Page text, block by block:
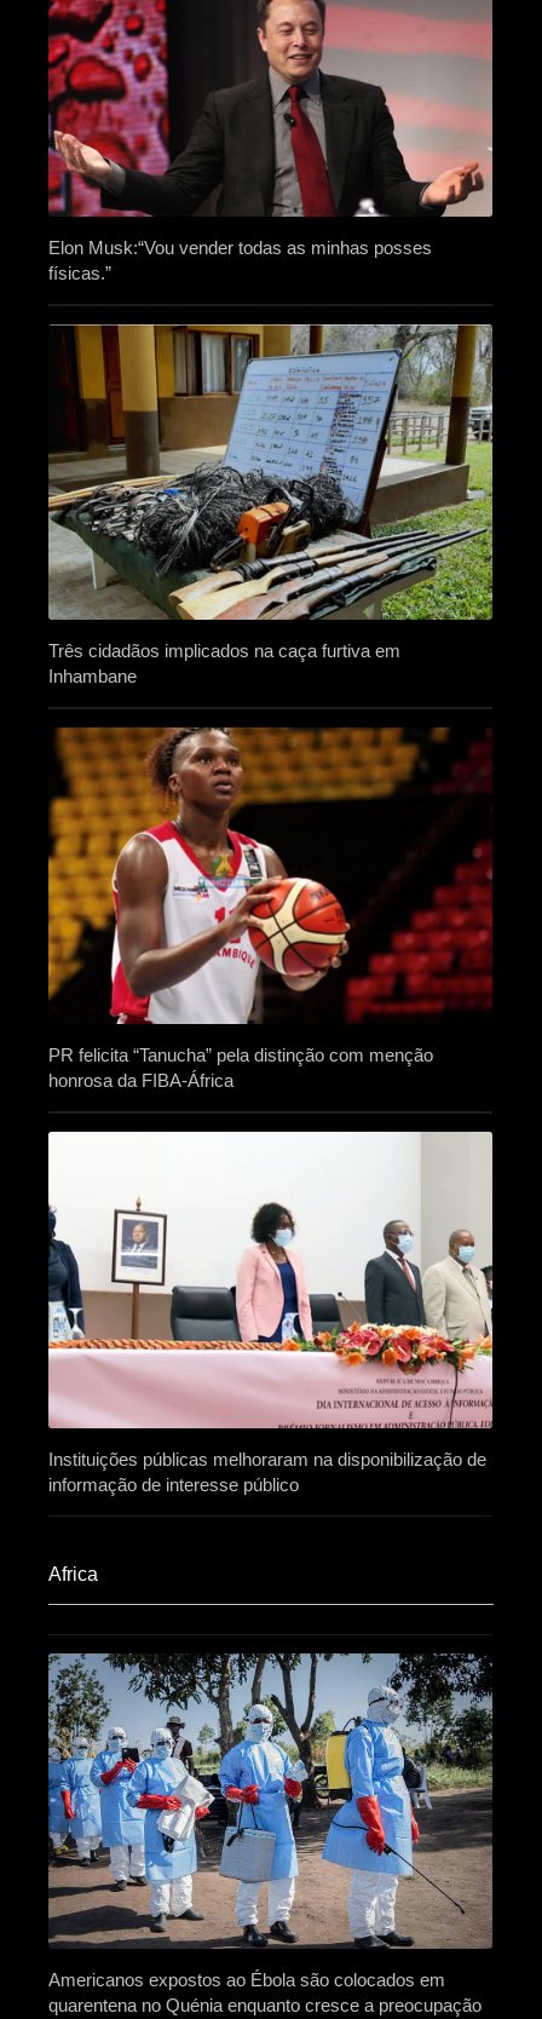
Elon Musk:“Vou vender todas as minhas posses
físicas.”
Três cidadãos implicados na caça furtiva em
Inhambane
PR felicita “Tanucha” pela distinção com menção
honrosa da FIBA-África
Instituições públicas melhoraram na disponibilização de
informação de interesse público
Africa​
Americanos expostos ao Ébola são colocados em
quarentena no Quénia enquanto cresce a preocupação